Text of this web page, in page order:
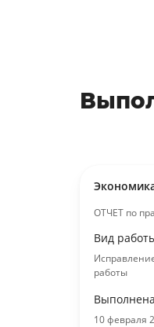
ОТЧЕТ по
Вид
работы
10 февраля